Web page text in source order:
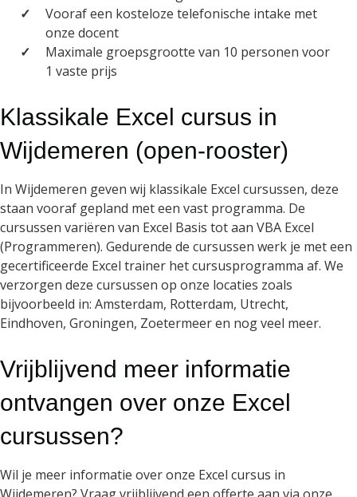
Vooraf een kosteloze telefonische intake met
onze docent
Maximale groepsgrootte van 10 personen voor
1 vaste prijs
Klassikale Excel cursus in
Wijdemeren (open-rooster)
In Wijdemeren geven wij klassikale Excel cursussen, deze
staan vooraf gepland met een vast programma. De
cursussen variëren van Excel Basis tot aan VBA Excel
(Programmeren). Gedurende de cursussen werk je met een
gecertificeerde Excel trainer het cursusprogramma af. We
verzorgen deze cursussen op onze locaties zoals
bijvoorbeeld in: Amsterdam, Rotterdam, Utrecht,
Eindhoven, Groningen, Zoetermeer en nog veel meer.
Vrijblijvend meer informatie
ontvangen over onze Excel
cursussen?
Wil je meer informatie over onze Excel cursus in
Wijdemeren? Vraag vrijblijvend een offerte aan via onze